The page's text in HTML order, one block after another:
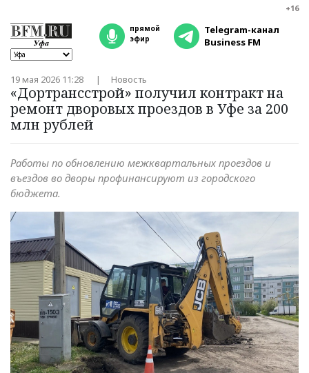
+16
прямой
эфир
Telegram-канал
Business FM
19 мая 2026 11:28 Новость
«Дортрансстрой» получил контракт на
ремонт дворовых проездов в Уфе за 200
млн рублей
Работы по обновлению межквартальных проездов и
въездов во дворы профинансируют из городского
бюджета.